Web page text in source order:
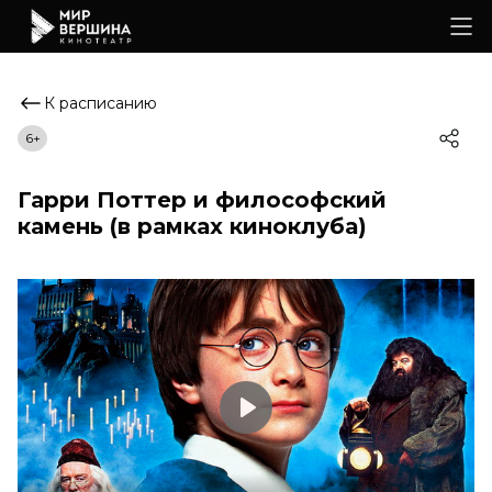
К расписанию
Гарри Поттер и философский
камень (в рамках киноклуба)
6+
Play